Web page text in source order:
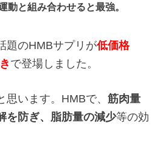
動と組み合わせると最強。
題のHMBサプリが低価格
で登場しました。
思います。HMBで、筋肉量
を防ぎ、 脂肪量の減少等の効